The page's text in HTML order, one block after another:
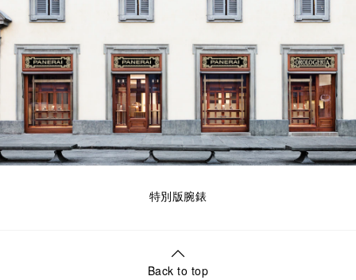
特別版腕錶
Back to top